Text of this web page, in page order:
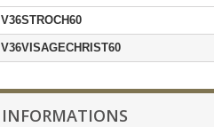
V36STROCH60
V36VISAGECHRIST60
INFORMATIONS